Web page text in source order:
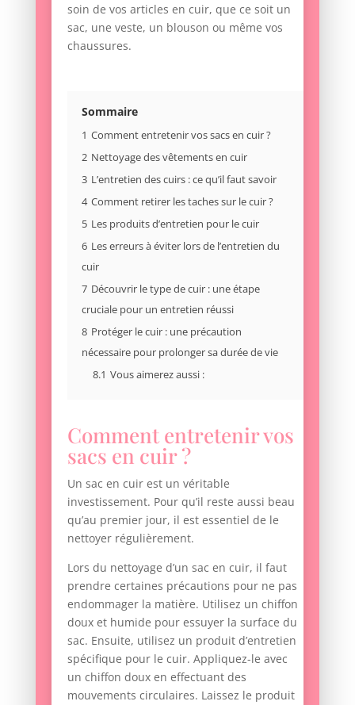
soin de vos articles en cuir, que ce soit un
sac, une veste, un blouson ou même vos
chaussures.
Sommaire
1 Comment entretenir vos sacs en cuir ?
2 Nettoyage des vêtements en cuir
3 L’entretien des cuirs : ce qu’il faut savoir
4 Comment retirer les taches sur le cuir ?
5 Les produits d’entretien pour le cuir
6 Les erreurs à éviter lors de l’entretien du
cuir
7 Découvrir le type de cuir : une étape
cruciale pour un entretien réussi
8 Protéger le cuir : une précaution
nécessaire pour prolonger sa durée de vie
8.1 Vous aimerez aussi :
Comment entretenir vos
sacs en cuir ?
Un sac en cuir est un véritable
investissement. Pour qu’il reste aussi beau
qu’au premier jour, il est essentiel de le
nettoyer régulièrement.
Lors du nettoyage d’un sac en cuir, il faut
prendre certaines précautions pour ne pas
endommager la matière. Utilisez un chiffon
doux et humide pour essuyer la surface du
sac. Ensuite, utilisez un produit d’entretien
spécifique pour le cuir. Appliquez-le avec
un chiffon doux en effectuant des
mouvements circulaires. Laissez le produit